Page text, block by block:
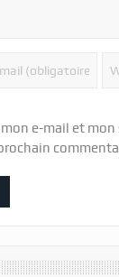
e-mail et mon